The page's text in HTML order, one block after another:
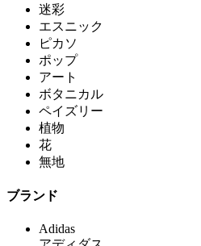
迷彩
エスニック
ピカソ
ポップ
アート
ボタニカル
ペイズリー
植物
花
無地
ブランド
Adidas